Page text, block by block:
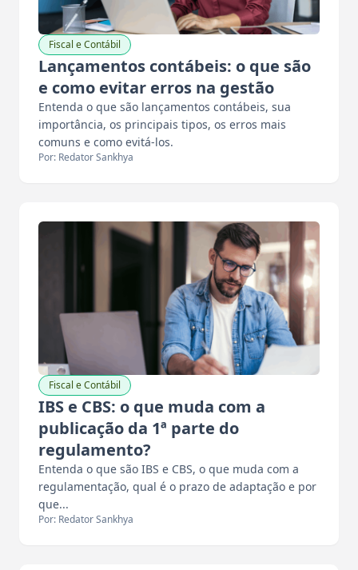
Fiscal e Contábil
Lançamentos contábeis: o que são
e como evitar erros na gestão
Entenda o que são lançamentos contábeis, sua
importância, os principais tipos, os erros mais
comuns e como evitá-los.
Por: Redator Sankhya
Fiscal e Contábil
IBS e CBS: o que muda com a
publicação da 1ª parte do
regulamento?
Entenda o que são IBS e CBS, o que muda com a
regulamentação, qual é o prazo de adaptação e por
que...
Por: Redator Sankhya